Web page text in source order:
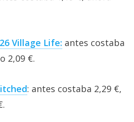
Village Life: antes costaba
2,09 €.
: antes costaba 2,29 €,